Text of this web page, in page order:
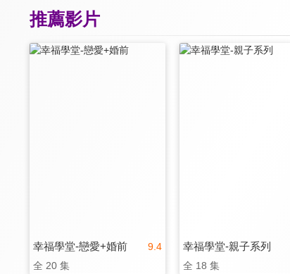
推薦影片
9.4
幸福學堂-戀愛+婚前
全 20 集
幸福學堂-親子系列
全 18 集